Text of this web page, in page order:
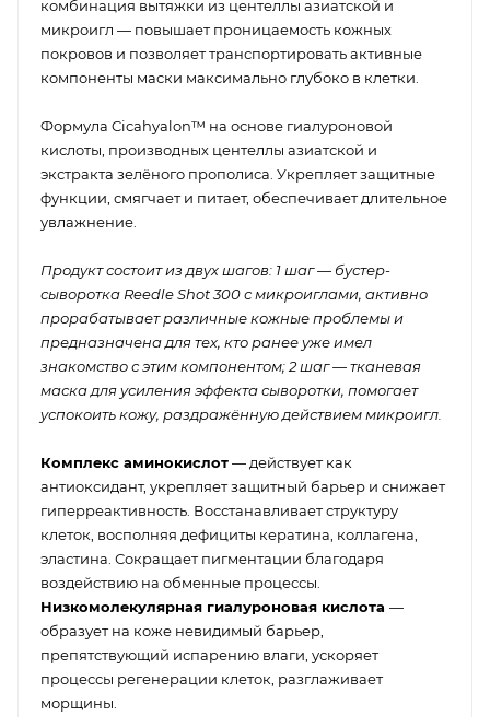
комбинация вытяжки из центеллы азиатской и
микроигл — повышает проницаемость кожных
покровов и позволяет транспортировать активные
компоненты маски максимально глубоко в клетки.
Формула Cicahyalon™ на основе гиалуроновой
кислоты, производных центеллы азиатской и
экстракта зелёного прополиса. Укрепляет защитные
функции, смягчает и питает, обеспечивает длительное
увлажнение.
Продукт состоит из двух шагов: 1 шаг — бустер-
сыворотка Reedle Shot 300 с микроиглами, активно
прорабатывает различные кожные проблемы и
предназначена для тех, кто ранее уже имел
знакомство с этим компонентом; 2 шаг — тканевая
маска для усиления эффекта сыворотки, помогает
успокоить кожу, раздражённую действием микроигл.
Комплекс аминокислот— действует как
антиоксидант, укрепляет защитный барьер и снижает
гиперреактивность. Восстанавливает структуру
клеток, восполняя дефициты кератина, коллагена,
эластина. Сокращает пигментации благодаря
воздействию на обменные процессы.
Низкомолекулярная гиалуроновая кислота —
образует на коже невидимый барьер,
препятствующий испарению влаги, ускоряет
процессы регенерации клеток, разглаживает
морщины.